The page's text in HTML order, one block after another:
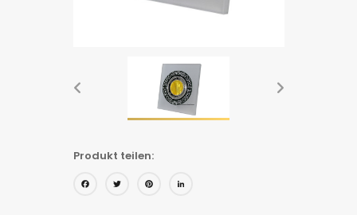
Produkt teilen:
Facebook
TwitterPinterest